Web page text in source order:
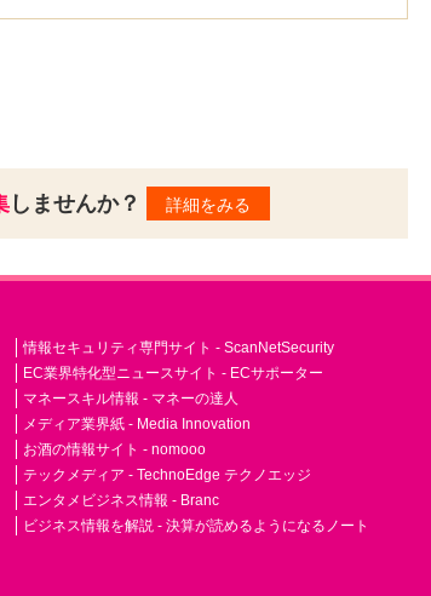
しませんか？ 詳細をみる
情報セキュリティ専門サイト - ScanNetSecurity
EC業界特化型ニュースサイト - ECサポーター
マネースキル情報 - マネーの達人
メディア業界紙 - Media Innovation
お酒の情報サイト - nomooo
テックメディア - TechnoEdge テクノエッジ
エンタメビジネス情報 - Branc
ビジネス情報を解説 - 決算が読めるようになるノート